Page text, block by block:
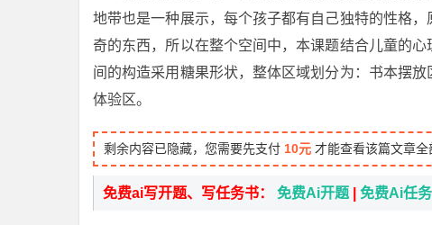
地带也是一种展示，每个孩子都有自己独特的性格
奇的东西，所以在整个空间中，本课题结合儿童的
间的构造采用糖果形状，整体区域划分为：书本摆
体验区。
剩余内容已隐藏，您需要先支付 10元 才能查看该篇文章全
免费ai写开题、写任务书： 免费Ai开题 免费Ai任